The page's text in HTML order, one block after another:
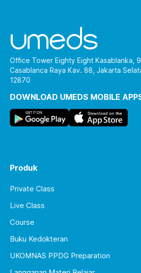
Office Tower Eighty Eight Kasablanka,
Casablanca Raya Kav. 88, Jakarta
12870
DOWNLOAD UMEDS MOBILE
Produk
Private Class
Live Class
Course
Buku Kedokteran
UKOMNAS PPDG Preparation